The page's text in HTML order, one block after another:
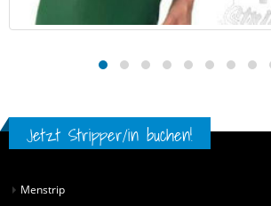
Jetzt Stripper/in buchen!
Menstrip